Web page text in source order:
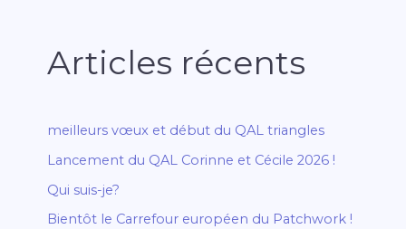
Articles récents
meilleurs vœux et début du QAL triangles
Lancement du QAL Corinne et Cécile 2026 !
Qui suis-je?
Bientôt le Carrefour européen du Patchwork !